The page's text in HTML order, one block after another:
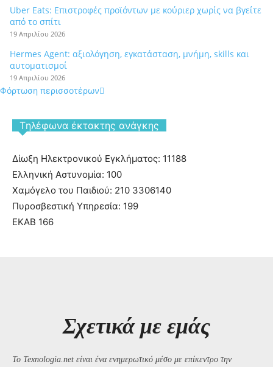
Uber Eats: Επιστροφές προϊόντων με κούριερ χωρίς να βγείτε
από το σπίτι
19 Απριλίου 2026
Hermes Agent: αξιολόγηση, εγκατάσταση, μνήμη, skills και
αυτοματισμοί
19 Απριλίου 2026
Φόρτωση περισσοτέρων
Tηλέφωνα έκτακτης ανάγκης
Δίωξη Ηλεκτρονικού Εγκλήματος: 11188
Ελληνική Αστυνομία: 100
Χαμόγελο του Παιδιού: 210 3306140
Πυροσβεστική Υπηρεσία: 199
ΕΚΑΒ 166
Σχετικά με εμάς
Το Texnologia.net είναι ένα ενημερωτικό μέσο με επίκεντρο την